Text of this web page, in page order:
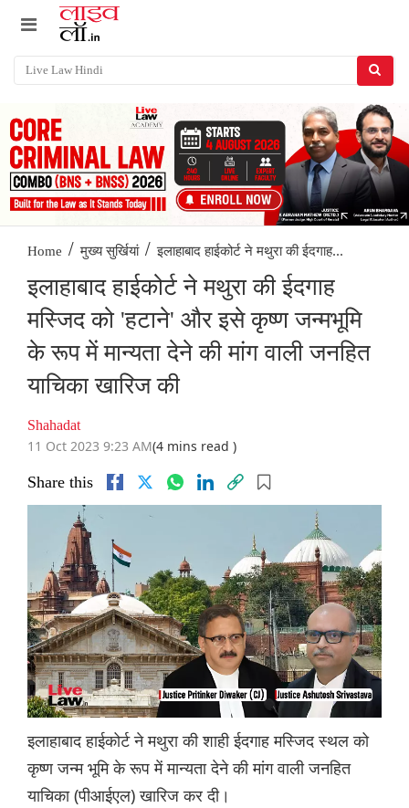
Home / मुख्य सुर्खियां / इलाहाबाद हाईकोर्ट ने मथुरा की ईदगाह...
इलाहाबाद हाईकोर्ट ने मथुरा की ईदगाह
मस्जिद को 'हटाने' और इसे कृष्ण जन्मभूमि
के रूप में मान्यता देने की मांग वाली जनहित
याचिका खारिज की
Shahadat
11 Oct 2023 9:23 AM(4 mins read )
Share this
इलाहाबाद हाईकोर्ट ने मथुरा की शाही ईदगाह मस्जिद स्थल को
कृष्ण जन्म भूमि के रूप में मान्यता देने की मांग वाली जनहित
याचिका (पीआईएल) खारिज कर दी।